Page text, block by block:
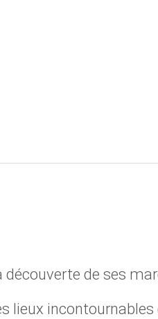
découverte de ses
lieux incontournables